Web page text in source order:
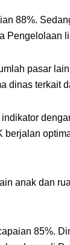
88%.
Pengelolaan
pasar
dinas terkait
anak dan
85%.